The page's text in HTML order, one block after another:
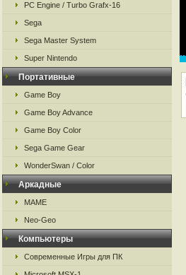
PC Engine / Turbo Grafx-16
Sega
Sega Master System
Super Nintendo
Портативные
Game Boy
Game Boy Advance
Game Boy Color
Sega Game Gear
WonderSwan / Color
Аркадные
MAME
Neo-Geo
Компьютеры
Современные Игры для ПК